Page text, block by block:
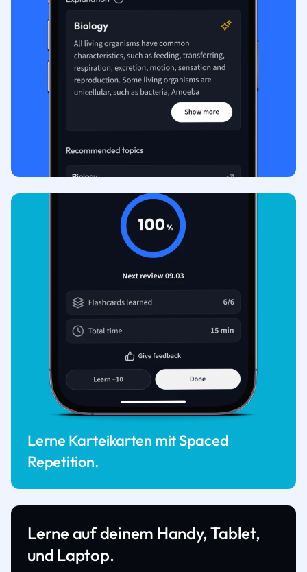
Lerne Karteikarten mit Spaced
Repetition.
Lerne auf deinem Handy, Tablet,
und Laptop.